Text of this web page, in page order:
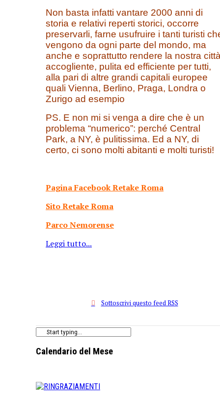
Non basta infatti vantare 2000 anni di
storia e relativi reperti storici, occorre
preservarli, farne usufruire i tanti turisti
vengono da ogni parte del mondo, ma
anche e soprattutto rendere la nostra
accogliente, pulita ed efficiente per tutti,
alla pari di altre grandi capitali europee
quali Vienna, Berlino, Praga, Londra o
Zurigo ad esempio
PS. E non mi si venga a dire che è un
problema “numerico”: perché Central
Park, a NY, è pulitissima. Ed a NY, di
certo, ci sono molti abitanti e molti turisti!
Pagina Facebook Retake Roma
Sito Retake Roma
Parco Nemorense
Leggi tutto...
Sottoscrivi questo feed RSS
Calendario del Mese